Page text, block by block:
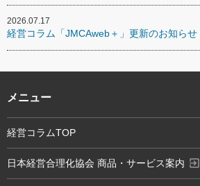
2026.07.17
経営コラム「JMCAweb＋」更新のお知らせ
メニュー
経営コラムTOP
日本経営合理化協会 商品・サービス案内 exit_to_app